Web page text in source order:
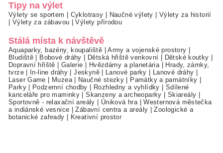
Tipy na výlet
Výlety se sportem Cyklotrasy Naučné výlety
Výlety za historií
Výlety za zábavou |Výlety přírodou
Stálá místa k návštěvě
Aquaparky, bazény, koupaliště |Army a vojenské prostory
Bludiště
Bobové dráhy Dětská hřiště venkovní Dětské koutky
Dopravní hřiště
Galerie Hvězdárny a planetária|
Hrady, zámky,
tvrze| In-line dráhy |Jeskyně| Lanové parky Lanové dráhy
Laser Game
Muzea| Naučné stezky Památky a památníky
Parky| Podzemní chodby Rozhledny a vyhlídky
Sdílené
kanceláře pro maminky |Skanzeny a archeoparky Skiareály
Sportovně - relaxační areály
Úniková hra|Westernová městečka
a indiánské vesnice |Zábavní centra a areály |Zoologické a
botanické zahrady
Kreativní prostor